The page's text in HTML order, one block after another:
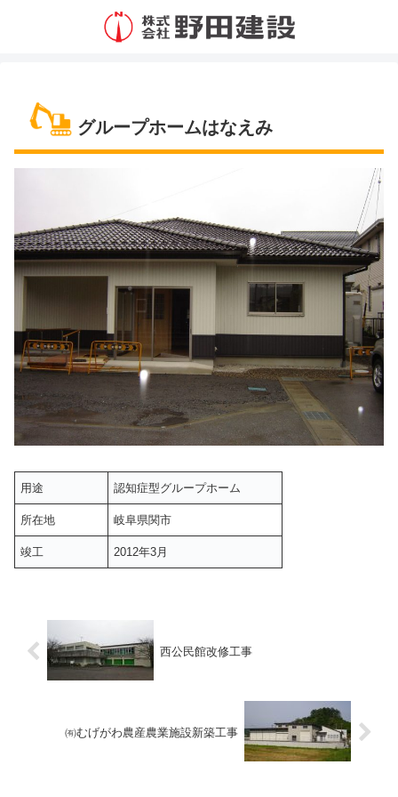
グループホームはなえみ
用途 認知症型グループホーム
所在地 岐阜県関市
竣工 2012年3月
西公民館改修工事
㈲むげがわ農産農業施設新築工事